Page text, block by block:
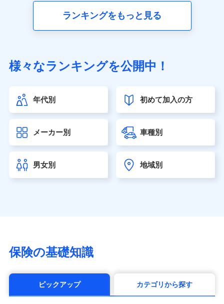
（https://www.sonylife.co.jp）
第一ネオ生命保険株式会社（https://neofirst.co.jp/）
大樹生命保険株式会社（https://www.taiju-life.co.jp）
seimei.co.jp）
チューリッヒ生命保険株式会社
東京海上日動あんしん生命保険株式会社
（https://www.tmn-anshin.co.jp/）
マニュライフ生命保険株式会社
（https://www.manulife.co.jp/）
（https://www.msa-life.co.jp/）
メットライフ生命株式会社(https://www.metlife.co.jp/)
ランキングをもっと見る
様々なランキングを公開中！
年代別 初めて加入の方
メーカー別 車種別
男女別 地域別
保険の基礎知識
ピックアップ カテゴリから探す